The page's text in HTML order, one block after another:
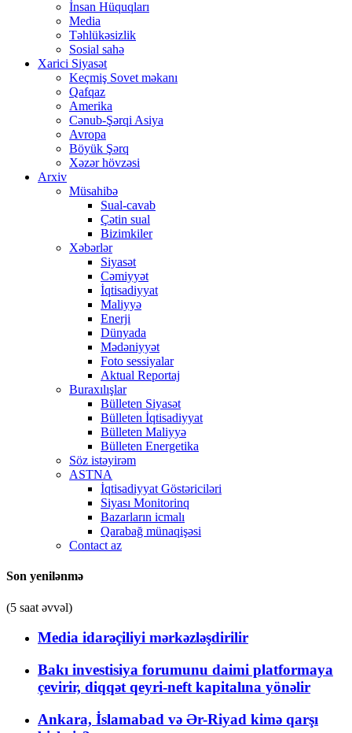
İnsan Hüquqları
Media
Təhlükəsizlik
Sosial sahə
Xarici Siyasət
Keçmiş Sovet məkanı
Qafqaz
Amerika
Cənub-Şərqi Asiya
Avropa
Böyük Şərq
Xəzər hövzəsi
Arxiv
Müsahibə
Sual-cavab
Çətin sual
Bizimkiler
Xəbərlər
Siyasət
Cəmiyyət
İqtisadiyyat
Maliyyə
Enerji
Dünyada
Mədəniyyət
Foto sessiyalar
Aktual Reportaj
Buraxılışlar
Bülleten Siyasət
Bülleten İqtisadiyyat
Bülleten Maliyyə
Bülleten Energetika
Söz istəyirəm
ASTNA
İqtisadiyyat Göstəriciləri
Siyası Monitorinq
Bazarların icmalı
Qarabağ münaqişəsi
Contact az
Son yenilənmə
(5 saat əvvəl)
Media idarəçiliyi mərkəzləşdirilir
Bakı investisiya forumunu daimi platformaya
çevirir, diqqət qeyri-neft kapitalına yönəlir
Ankara, İslamabad və Ər-Riyad kimə qarşı